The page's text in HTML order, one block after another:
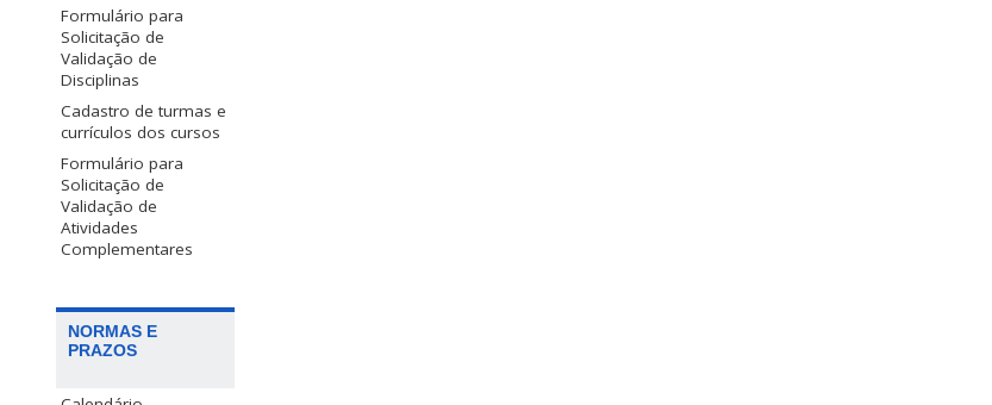
Formulário para
Solicitação de
Validação de
Disciplinas
Cadastro de turmas e
currículos dos cursos
Formulário para
Solicitação de
Validação de
Atividades
Complementares
NORMAS E
PRAZOS